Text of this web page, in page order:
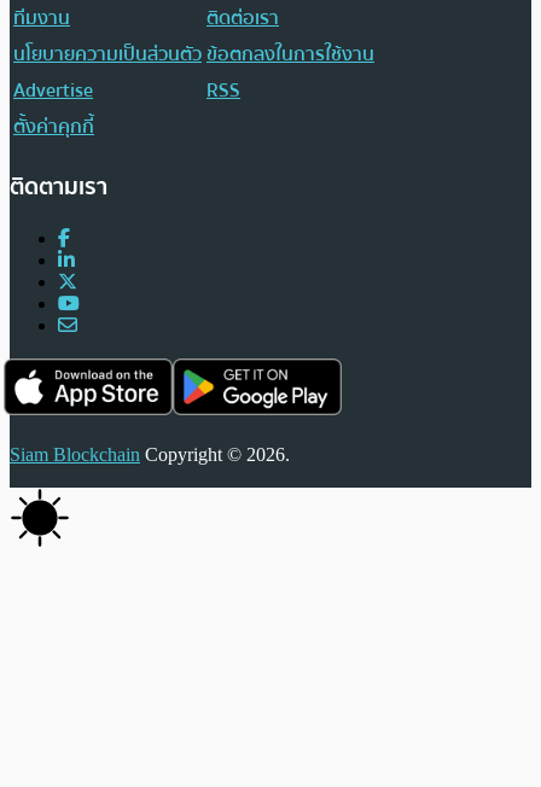
ทีมงาน
ติดต่อเรา
นโยบายความเป็นส่วนตัวข้อตกลงในการใช้งาน
Advertise
RSS
ตั้งค่าคุกกี้
ติดตามเรา
Siam Blockchain Copyright © 2026.